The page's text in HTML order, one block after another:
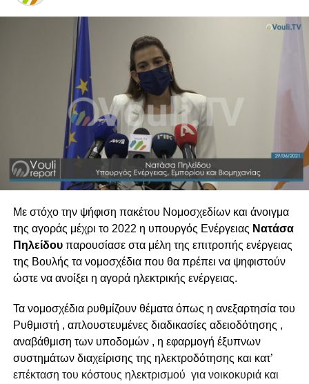
Με στόχο την ψήφιση πακέτου Νομοσχεδίων και άνοιγμα
της αγοράς μέχρι το 2022 η υπουργός Ενέργειας Νατάσα
Πηλείδουπαρουσίασε στα μέλη της επιτροπής ενέργειας
της Βουλής τα νομοσχέδια που θα πρέπει να ψηφιστούν
ώστε να ανοίξει η αγορά ηλεκτρικής ενέργειας.
Τα νομοσχέδια ρυθμίζουν θέματα όπως η ανεξαρτησία του
Ρυθμιστή , απλουστευμένες διαδικασίες αδειοδότησης ,
αναβάθμιση των υποδομών , η εφαρμογή έξυπνων
συστημάτων διαχείρισης της ηλεκτροδότησης και κατ’
επέκταση του κόστους ηλεκτρισμού για νοικοκυριά και